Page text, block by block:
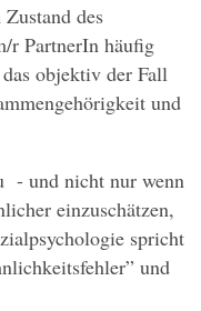
des
r PartnerIn häufig
objektiv der Fall
und
- und nicht nur wenn
einzuschätzen,
spricht
und